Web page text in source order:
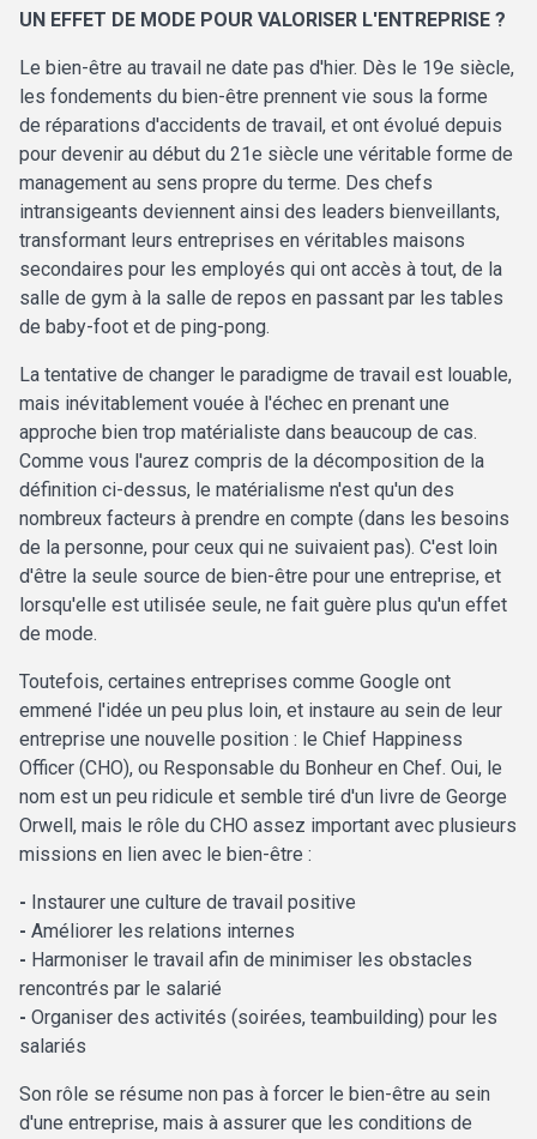
UN EFFET DE MODE POUR VALORISER L'ENTREPRISE ?
Le bien-être au travail ne date pas d'hier. Dès le 19e siècle,
les fondements du bien-être prennent vie sous la forme
de réparations d'accidents de travail, et ont évolué depuis
pour devenir au début du 21e siècle une véritable forme de
management au sens propre du terme. Des chefs
intransigeants deviennent ainsi des leaders bienveillants,
transformant leurs entreprises en véritables maisons
secondaires pour les employés qui ont accès à tout, de la
salle de gym à la salle de repos en passant par les tables
de baby-foot et de ping-pong.
La tentative de changer le paradigme de travail est louable,
mais inévitablement vouée à l'échec en prenant une
approche bien trop matérialiste dans beaucoup de cas.
Comme vous l'aurez compris de la décomposition de la
définition ci-dessus, le matérialisme n'est qu'un des
nombreux facteurs à prendre en compte (dans les besoins
de la personne, pour ceux qui ne suivaient pas). C'est loin
d'être la seule source de bien-être pour une entreprise, et
lorsqu'elle est utilisée seule, ne fait guère plus qu'un effet
de mode.
Toutefois, certaines entreprises comme Google ont
emmené l'idée un peu plus loin, et instaure au sein de leur
entreprise une nouvelle position : le Chief Happiness
Officer (CHO), ou Responsable du Bonheur en Chef. Oui, le
nom est un peu ridicule et semble tiré d'un livre de George
Orwell, mais le rôle du CHO assez important avec plusieurs
missions en lien avec le bien-être :
- Instaurer une culture de travail positive
- Améliorer les relations internes
- Harmoniser le travail afin de minimiser les obstacles
rencontrés par le salarié
- Organiser des activités (soirées, teambuilding) pour les
salariés
Son rôle se résume non pas à forcer le bien-être au sein
d'une entreprise, mais à assurer que les conditions de